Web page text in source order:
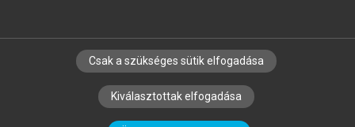
SZERZŐKNEK CÉGEKNEK KÖNYVTÁROSOKNAK
SZERKESZTÉSI ÉS LEKTORÁLÁSI ALAPELVEK
Csak a szükséges sütik elfogadása
Kiválasztottak elfogadása